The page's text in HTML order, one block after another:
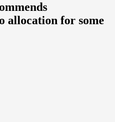
allocation for some